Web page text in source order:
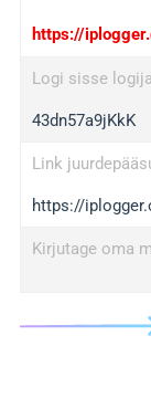
https://
Logi sisse
43dn57a9jKkK
Link
https://
Kirjutage oma